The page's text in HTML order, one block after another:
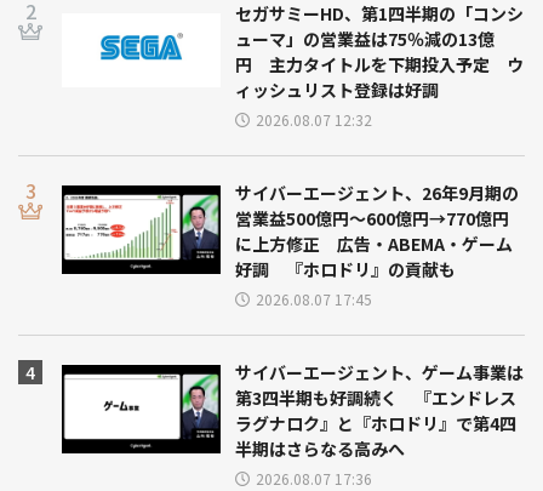
セガサミーHD、第1四半期の「コンシ
ューマ」の営業益は75％減の13億
円 主力タイトルを下期投入予定 ウ
ィッシュリスト登録は好調
2026.08.07 12:32
サイバーエージェント、26年9月期の
営業益500億円～600億円→770億円
に上方修正 広告・ABEMA・ゲーム
好調 『ホロドリ』の貢献も
2026.08.07 17:45
サイバーエージェント、ゲーム事業は
第3四半期も好調続く 『エンドレス
ラグナロク』と『ホロドリ』で第4四
半期はさらなる高みへ
2026.08.07 17:36